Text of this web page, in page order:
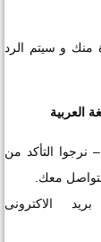
منك و سيتم الرد
العربية
نرجوا التأكد من
معك.
الاکترونی